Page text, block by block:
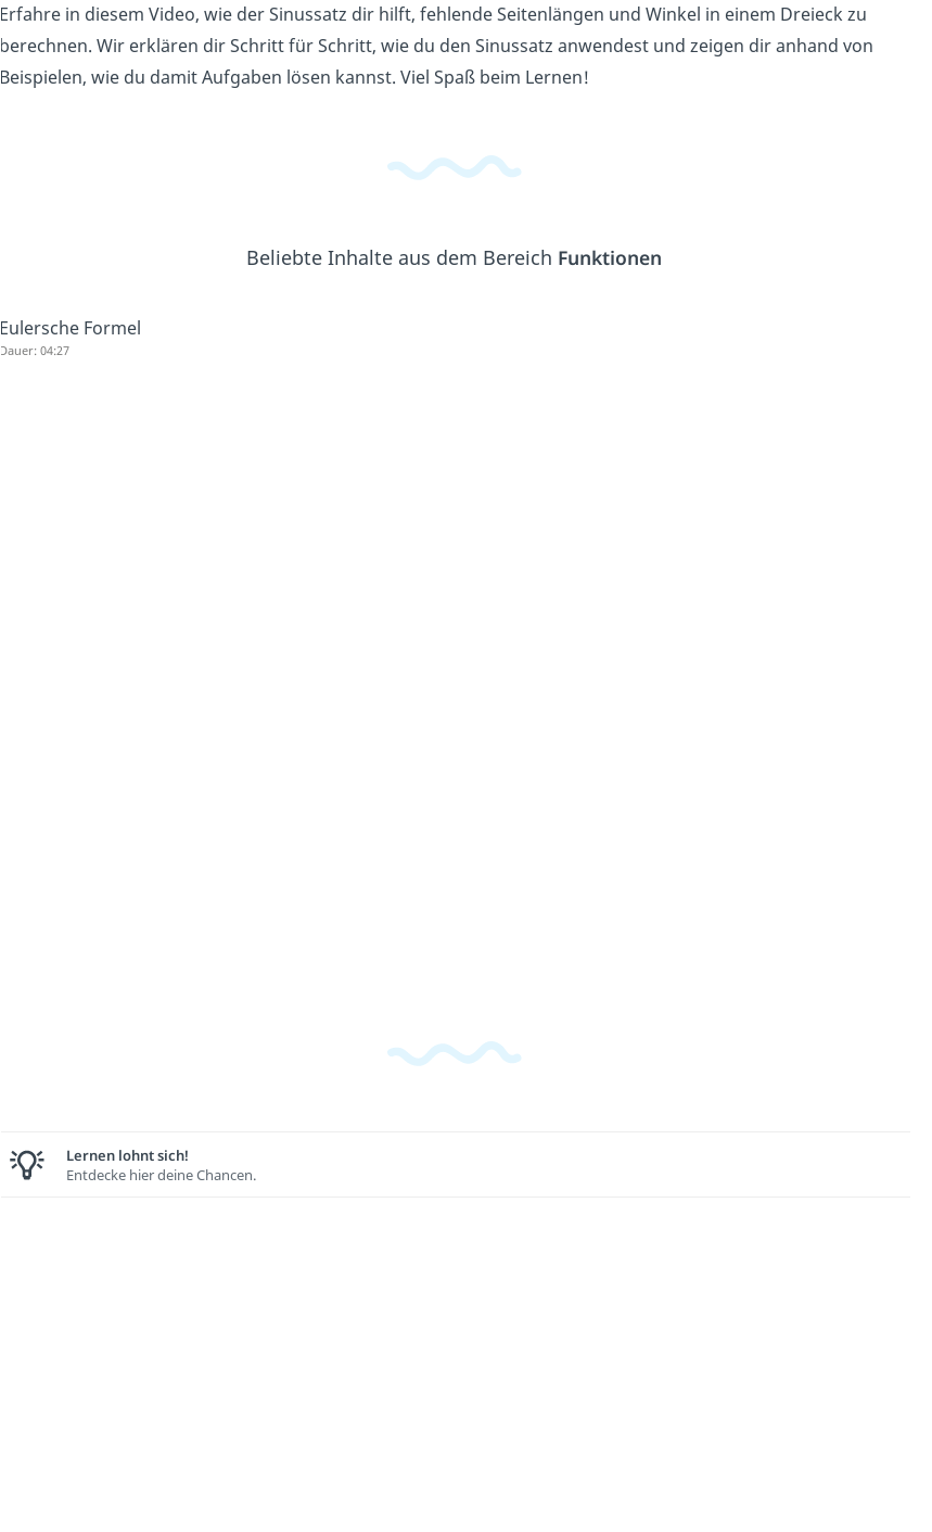
Erfahre in diesem Video, wie der Sinussatz dir hilft, fehlende Seitenlängen und Winkel in einem Dreieck zu
berechnen. Wir erklären dir Schritt für Schritt, wie du den Sinussatz anwendest und zeigen dir anhand von
Beispielen, wie du damit Aufgaben lösen kannst. Viel Spaß beim Lernen!
Beliebte Inhalte aus dem Bereich Funktionen
Eulersche Formel
Dauer: 04:27
Lernen lohnt sich!
Entdecke hier deine Chancen.